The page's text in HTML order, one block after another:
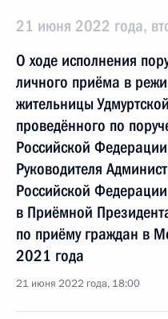
21 июня 2022 года,
О ходе исполнения
личного приёма в
жительницы
проведённого по
Российской
Руководителя
Российской
в Приёмной
по приёму граждан в
2021 года
21 июня 2022 года, 18:00